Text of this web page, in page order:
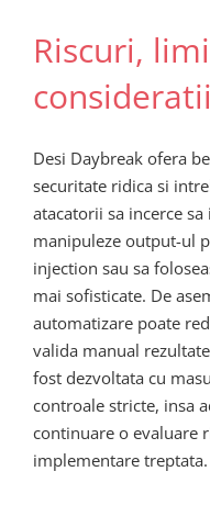
Riscuri,
Desi Daybreak ofera
securitate ridica si
atacatorii sa incerce
manipuleze output-ul
injection sau sa
mai sofisticate. De
automatizare poate
valida manual
fost dezvoltata cu
controale stricte, insa
continuare o evaluare
implementare treptata.